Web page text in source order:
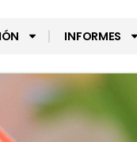
INFORMES